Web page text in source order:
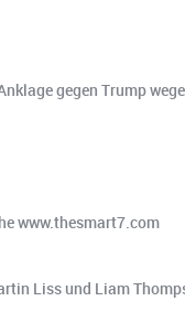
gegen Trump
www.thesmart7.com
Liss und Liam